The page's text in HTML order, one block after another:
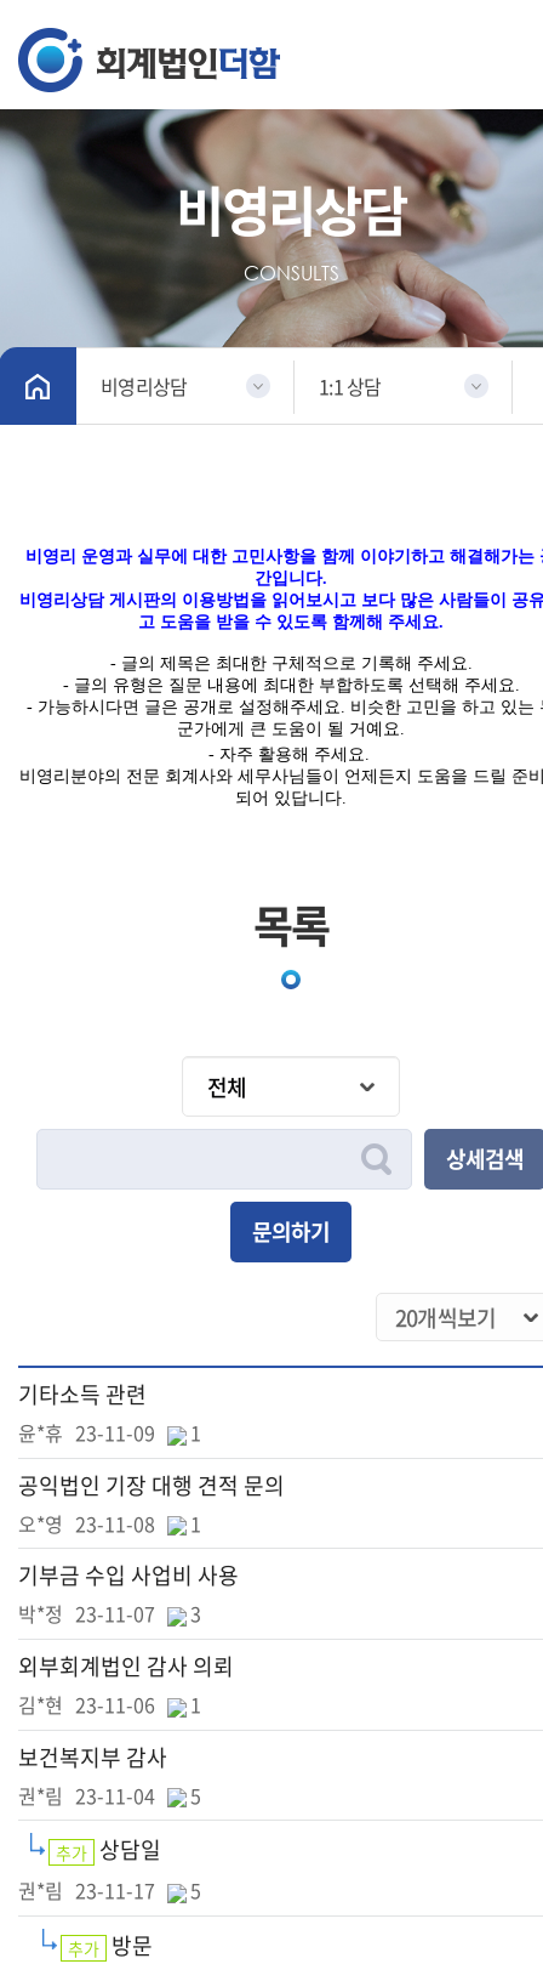
비영리상담
CONSULTS
비영리상담 1:1 상담
비영리 운영과 실무에 대한 고민사항을 함께 이야기하고 해결해가는
간입니다.
비영리상담 게시판의 이용방법을 읽어보시고 보다 많은 사람들이 공
고 도움을 받을 수 있도록 함께해 주세요.
- 글의 제목은 최대한 구체적 으로 기록해 주세요.
- 글의 유형은 질문 내용에 최대한 부합하도록 선택해 주세요.
- 가능하시다면 글은 공개 로 설정해주세요. 비슷한 고민을 하고 있는
군가에게 큰 도움이 될 거예요.
- 자주 활용해 주세요.
비영리분야의 전문 회계사와 세무사님들이 언제든지 도움을 드릴 준
되어 있답니다.
목록
상세검색
문의하기
기타소득 관련
윤*휴 23-11-09 1
공익법인 기장 대행 견적 문의
오*영 23-11-08 1
기부금 수입 사업비 사용
박*정 23-11-07 3
외부회계법인 감사 의뢰
김*현 23-11-06 1
보건복지부 감사
권*림 23-11-04 5
추가 상담일
권*림 23-11-17 5
추가 방문